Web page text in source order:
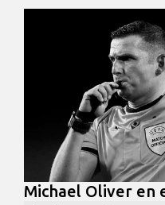
Michael Oliver en